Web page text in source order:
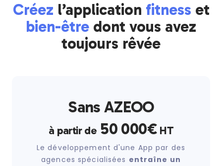
Créez l’application fitness et
bien-être dont vous avez
toujours rêvée
Sans AZEOO
à partir de50 000€HT
Le développement d'une App par des
agences spécialisées entraîne un